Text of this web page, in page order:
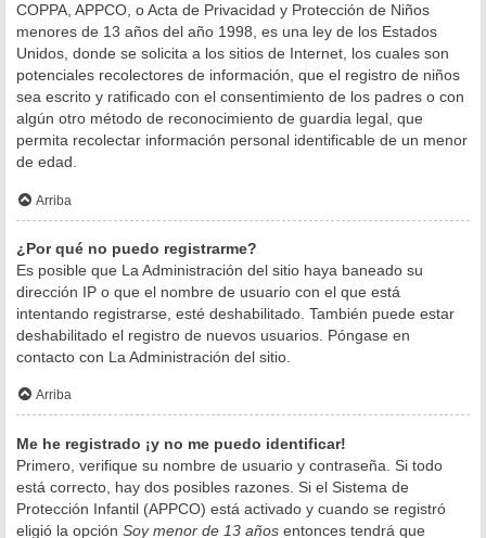
COPPA, APPCO, o Acta de Privacidad y Protección de Niños
menores de 13 años del año 1998, es una ley de los Estados
Unidos, donde se solicita a los sitios de Internet, los cuales son
potenciales recolectores de información, que el registro de niños
sea escrito y ratificado con el consentimiento de los padres o con
algún otro método de reconocimiento de guardia legal, que
permita recolectar información personal identificable de un menor
de edad.
Arriba
¿Por qué no puedo registrarme?
Es posible que La Administración del sitio haya baneado su
dirección IP o que el nombre de usuario con el que está
intentando registrarse, esté deshabilitado. También puede estar
deshabilitado el registro de nuevos usuarios. Póngase en
contacto con La Administración del sitio.
Arriba
Me he registrado ¡y no me puedo identificar!
Primero, verifique su nombre de usuario y contraseña. Si todo
está correcto, hay dos posibles razones. Si el Sistema de
Protección Infantil (APPCO) está activado y cuando se registró
eligió la opción Soy menor de 13 años entonces tendrá que